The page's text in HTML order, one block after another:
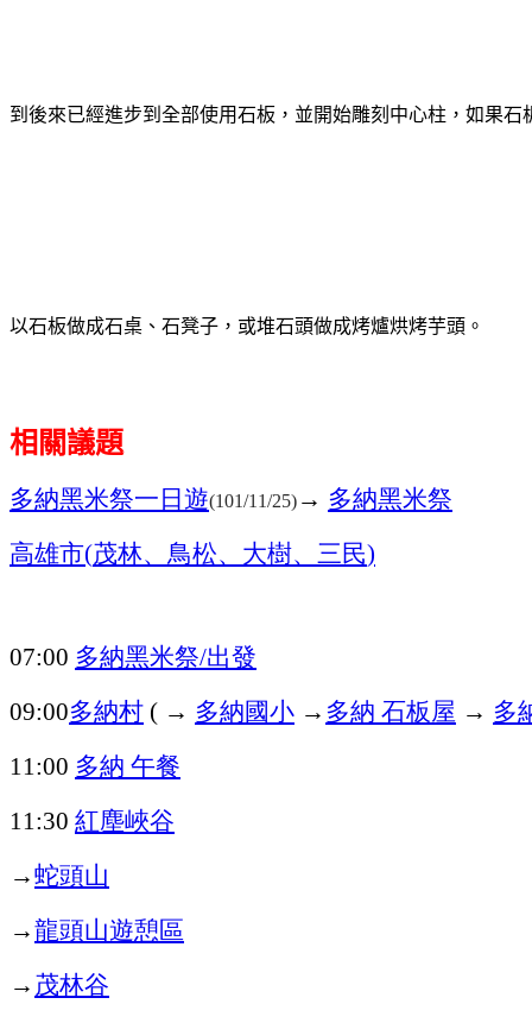
到後來已經進步到全部使用石板，並開始雕刻中心柱，如果
以石板做成石桌、石凳子，或堆石頭做成烤爐烘烤芋頭。
相關議題
多納黑米祭一日遊(101/11/25) → 多納黑米祭
高雄市(茂林、鳥松、大樹、三民)
07:00 多納黑米祭/出發
09:00多納村 ( → 多納國小 → 多納 石板屋 → 多
11:00 多納 午餐
11:30 紅塵峽谷
→蛇頭山
→龍頭山遊憩區
→ 茂林谷